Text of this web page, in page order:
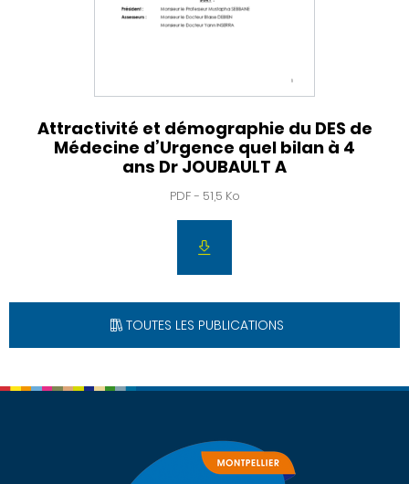
Attractivité et démographie du DES de
Médecine d’Urgence quel bilan à 4
ans Dr JOUBAULT A
PDF - 51,5 Ko
TOUTES LES PUBLICATIONS